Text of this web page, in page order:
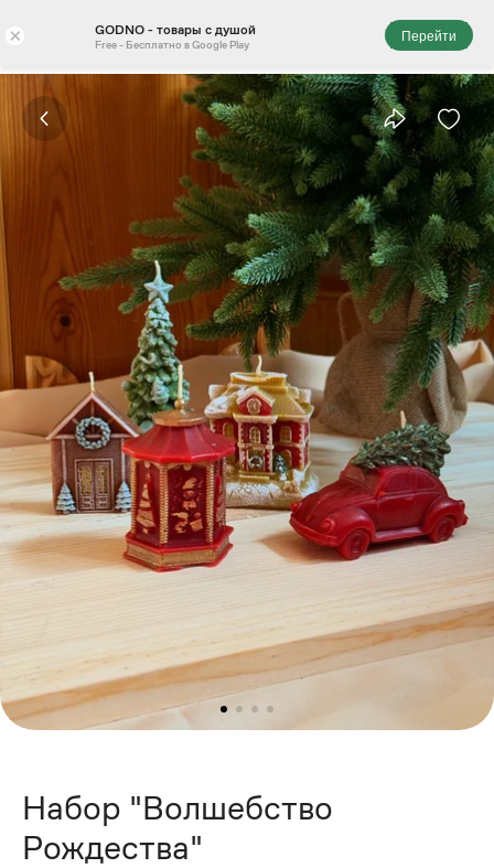
× GODNO - товары с душой
Free - Бесплатно в Google Play
Перейти
Набор "Волшебство
Рождества"